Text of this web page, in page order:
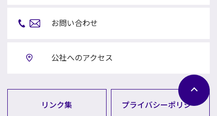
お問い合わせ
公社へのアクセス
リンク集 プライバシーポリシー